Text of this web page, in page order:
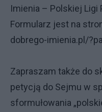
Imienia – Polskiej Ligi
Formularz jest na
dobrego-imienia.pl/
Zapraszam także do
petycją do Sejmu w
sformułowania